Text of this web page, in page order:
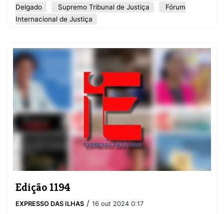
Delgado
Supremo Tribunal de Justiça
Fórum
Internacional de Justiça
Edição 1194
EXPRESSO DAS ILHAS / 16 out 2024 0:17